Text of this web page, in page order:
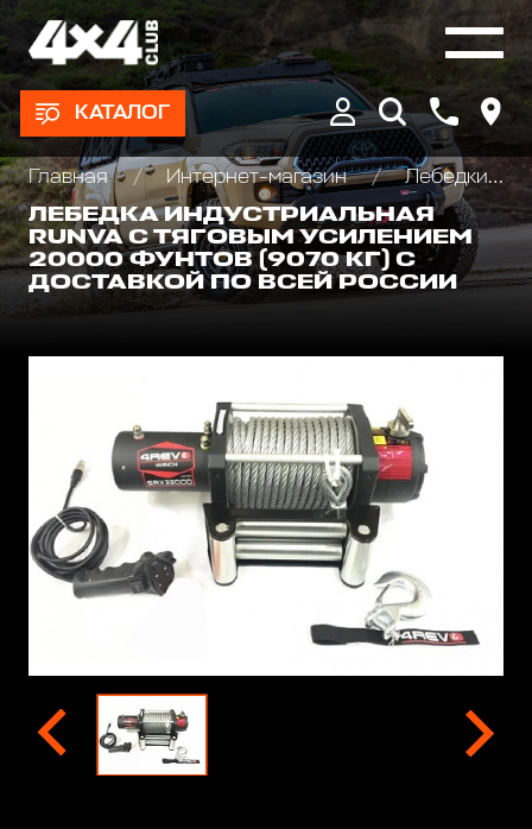
КАТАЛОГ
Главная Интернет-магазин
Лебедки автомобильные, для квадроциклов и эвакуаторов
ЛЕБЕДКА ИНДУСТРИАЛЬНАЯ
RUNVA С ТЯГОВЫМ УСИЛЕНИЕМ
20000 ФУНТОВ (9070 КГ) С
ДОСТАВКОЙ ПО ВСЕЙ РОССИИ